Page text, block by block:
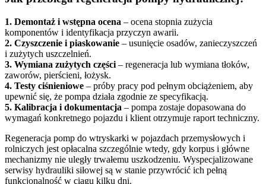
1. Demontaż i wstępna ocena – ocena stopnia zużycia
komponentów i identyfikacja przyczyn awarii.
2. Czyszczenie i piaskowanie – usunięcie osadów, zanieczyszczeń
i zużytych uszczelnień.
3. Wymiana zużytych części – regeneracja lub wymiana tłoków,
zaworów, pierścieni, łożysk.
4. Testy ciśnieniowe – próby pracy pod pełnym obciążeniem, aby
upewnić się, że pompa działa zgodnie ze specyfikacją.
5. Kalibracja i dokumentacja – pompa zostaje dopasowana do
wymagań konkretnego pojazdu i klient otrzymuje raport techniczny.
Regeneracja pomp do wtryskarki w pojazdach przemysłowych i
rolniczych jest opłacalna szczególnie wtedy, gdy korpus i główne
mechanizmy nie uległy trwałemu uszkodzeniu. Wyspecjalizowane
serwisy hydrauliki siłowej są w stanie przywrócić ich pełną
funkcjonalność w ciągu kilku dni.